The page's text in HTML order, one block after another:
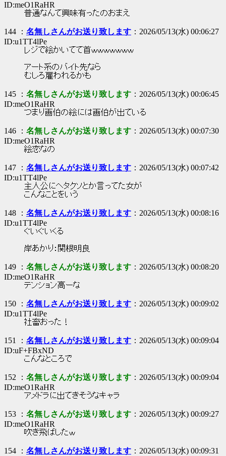
ID:meO1RaHR
普通なんて興味有ったのおまえ
144 ： 名無しさんがお送り致します ：2026/05/13(水) 00:06:27
ID:u1TT4lPe
レジで絵かいてて首ｗｗｗｗｗｗｗ
アート系のバイト先なら
むしろ雇われるかも
145 ： 名無しさんがお送り致します ：2026/05/13(水) 00:06:45
ID:meO1RaHR
つまり画伯の絵には画伯が出ている
146 ： 名無しさんがお送り致します ：2026/05/13(水) 00:07:30
ID:meO1RaHR
絵恋なの
147 ： 名無しさんがお送り致します ：2026/05/13(水) 00:07:42
ID:u1TT4lPe
主人公にヘタクソとか言ってた女が
こんなことをいう
148 ： 名無しさんがお送り致します ：2026/05/13(水) 00:08:16
ID:u1TT4lPe
ぐいぐいくる
岸あかり：関根明良
149 ： 名無しさんがお送り致します ：2026/05/13(水) 00:08:20
ID:meO1RaHR
テンション高ーな
150 ： 名無しさんがお送り致します ：2026/05/13(水) 00:09:02
ID:u1TT4lPe
社畜おった！
151 ： 名無しさんがお送り致します ：2026/05/13(水) 00:09:04
ID:uF+FBxND
こんなところで
152 ： 名無しさんがお送り致します ：2026/05/13(水) 00:09:04
ID:meO1RaHR
アメドラに出てきそうなキャラ
153 ： 名無しさんがお送り致します ：2026/05/13(水) 00:09:27
ID:meO1RaHR
吹き飛ばしたｗ
154 ： 名無しさんがお送り致します ：2026/05/13(水) 00:09:31